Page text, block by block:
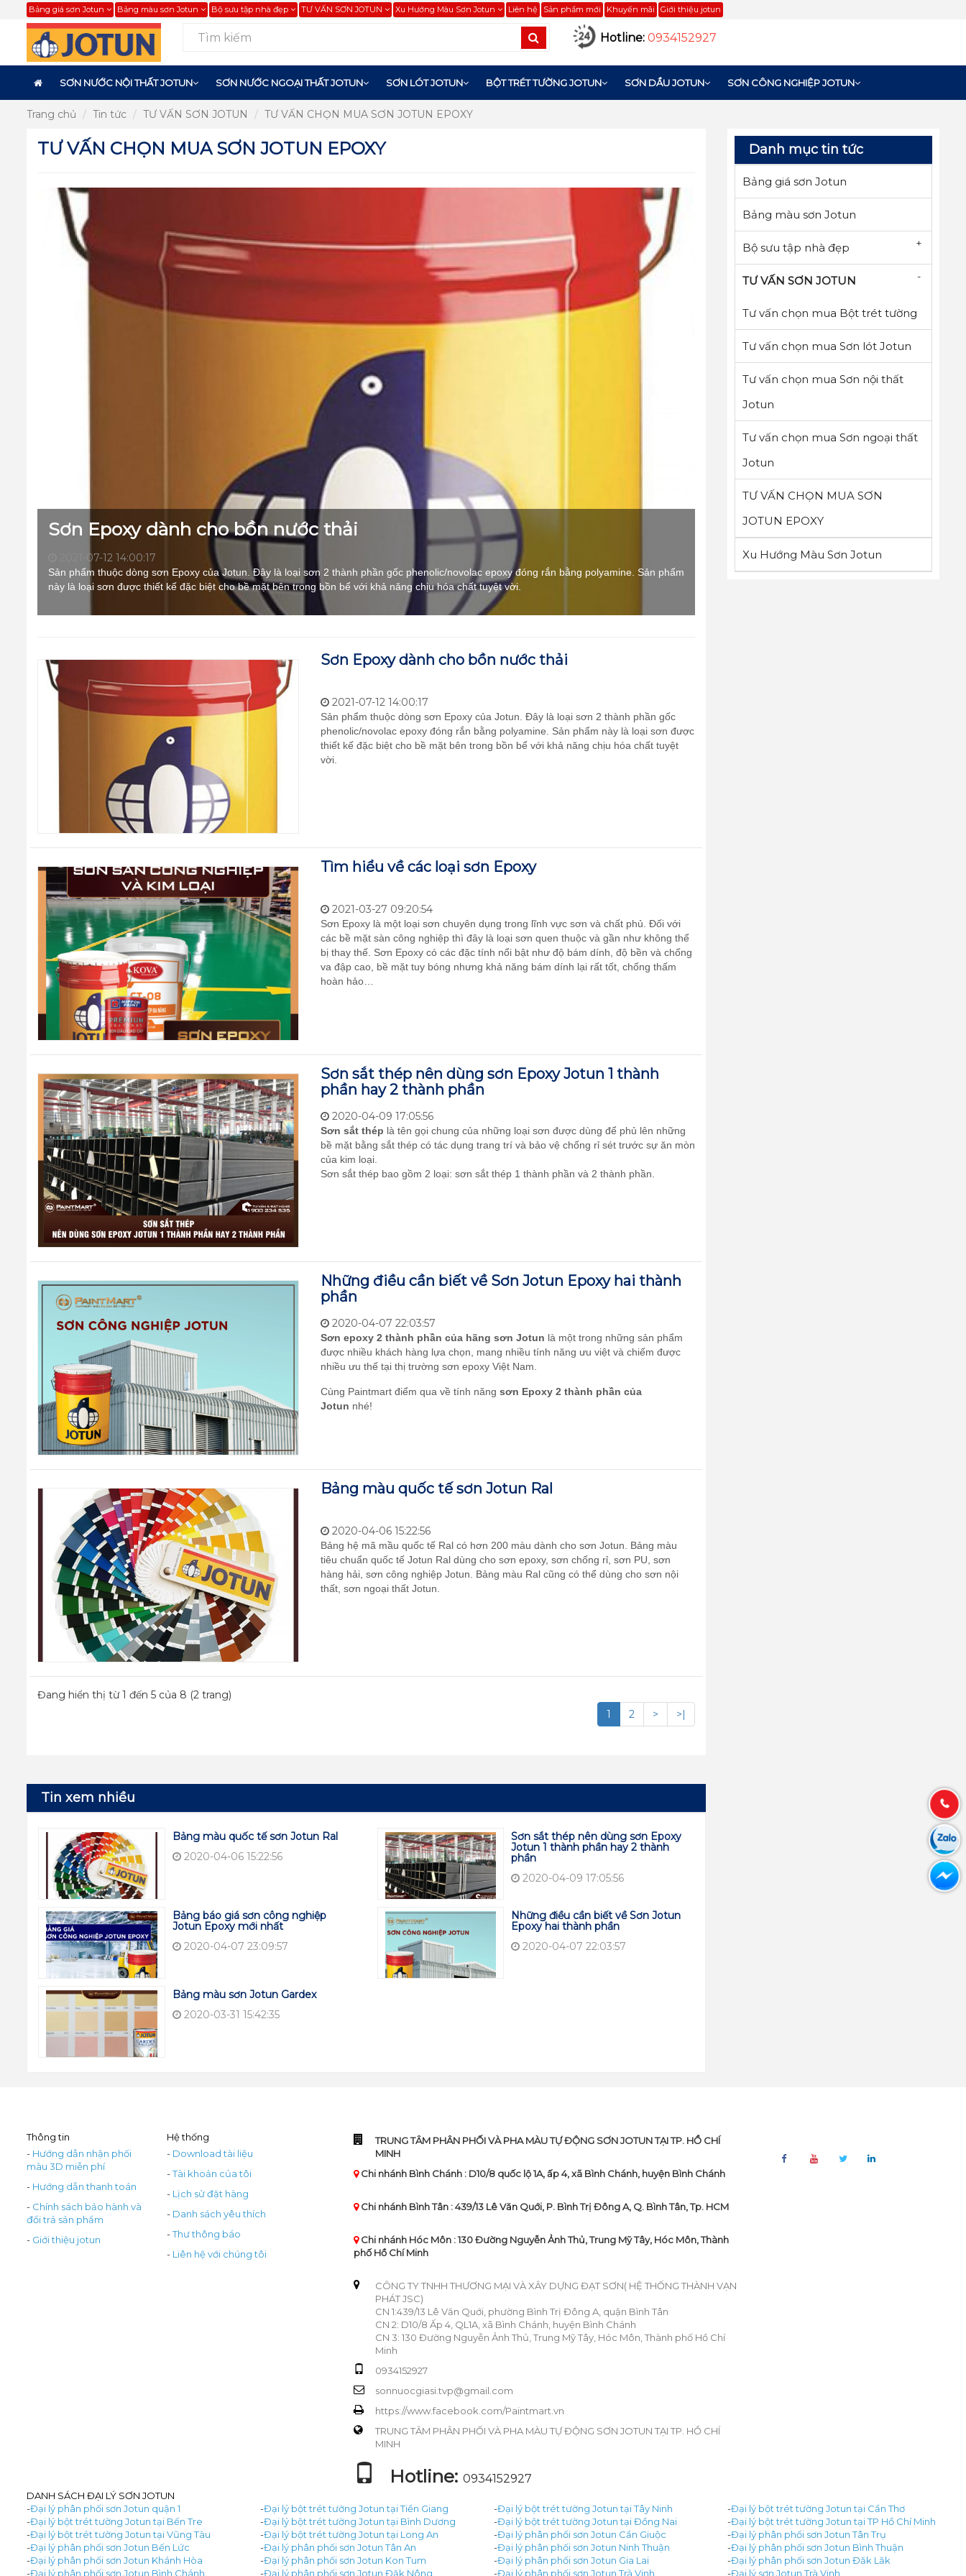
Bảng giá sơn Jotun Bảng màu sơn Jotun Bộ sưu tập nhà đẹp TƯ VẤN SƠN JOTUN Xu Hướng Màu Sơn Jotun Liên hệ Sản phẩm mới Khuyến mãi Giới thiệu jotun
Hotline:0934152927
SƠN NƯỚC NỘI THẤT JOTUN SƠN NƯỚC NGOẠI THẤT JOTUN SƠN LÓT JOTUN BỘT TRÉT TƯỜNG JOTUN SƠN DẦU JOTUN SƠN CÔNG NGHIỆP JOTUN
Trang chủ Tin tức TƯ VẤN SƠN JOTUN TƯ VẤN CHỌN MUA SƠN JOTUN EPOXY
TƯ VẤN CHỌN MUA SƠN JOTUN EPOXY
Sơn Epoxy dành cho bồn nước thải
2021-07-12 14:00:17
Sản phẩm thuộc dòng sơn Epoxy của Jotun. Đây là loại sơn 2 thành phần gốc phenolic/novolac epoxy đóng rắn bằng polyamine. Sản phẩm
này là loại sơn được thiết kế đặc biệt cho bề mặt bên trong bồn bể với khả năng chịu hóa chất tuyệt vời.
Sơn Epoxy dành cho bồn nước thải
2021-07-12 14:00:17
Sản phẩm thuộc dòng sơn Epoxy của Jotun. Đây là loại sơn 2 thành phần gốc
phenolic/novolac epoxy đóng rắn bằng polyamine. Sản phẩm này là loại sơn được
thiết kế đặc biệt cho bề mặt bên trong bồn bể với khả năng chịu hóa chất tuyệt
vời.
Tìm hiểu về các loại sơn Epoxy
2021-03-27 09:20:54
Sơn Epoxy là một loại sơn chuyên dụng trong lĩnh vực sơn và chất phủ. Đối với
các bề mặt sàn công nghiệp thì đây là loại sơn quen thuộc và gần như không thể
bị thay thế. Sơn Epoxy có các đặc tính nổi bật như độ bám dính, độ bền và chống
va đập cao, bề mặt tuy bóng nhưng khả năng bám dính lại rất tốt, chống thấm
hoàn hảo…
Sơn sắt thép nên dùng sơn Epoxy Jotun 1 thành
phần hay 2 thành phần
2020-04-09 17:05:56
Sơn sắt thép là tên gọi chung của những loại sơn được dùng để phủ lên những
bề mặt bằng sắt thép có tác dụng trang trí và bảo vệ chống rỉ sét trước sự ăn mòn
của kim loại.
Sơn sắt thép bao gồm 2 loại: sơn sắt thép 1 thành phần và 2 thành phần.
Những điều cần biết về Sơn Jotun Epoxy hai thành
phần
2020-04-07 22:03:57
Sơn epoxy 2 thành phần của hãng sơn Jotun là một trong những sản phẩm
được nhiều khách hàng lựa chọn, mang nhiều tính năng ưu việt và chiếm được
nhiều ưu thế tại thị trường sơn epoxy Việt Nam.
Cùng Paintmart điểm qua về tính năng sơn Epoxy 2 thành phần của
Jotun nhé!
Bảng màu quốc tế sơn Jotun Ral
2020-04-06 15:22:56
Bảng hệ mã mầu quốc tế Ral có hơn 200 màu dành cho sơn Jotun. Bảng màu
tiêu chuẩn quốc tế Jotun Ral dùng cho sơn epoxy, sơn chống rỉ, sơn PU, sơn
hàng hải, sơn công nghiệp Jotun. Bảng màu Ral cũng có thể dùng cho sơn nội
thất, sơn ngoại thất Jotun.
Đang hiển thị từ 1 đến 5 của 8 (2 trang)
1
2 > >|
Tin xem nhiều
Bảng màu quốc tế sơn Jotun Ral
2020-04-06 15:22:56
Sơn sắt thép nên dùng sơn Epoxy
Jotun 1 thành phần hay 2 thành
phần
2020-04-09 17:05:56
Bảng báo giá sơn công nghiệp
Jotun Epoxy mới nhất
2020-04-07 23:09:57
Những điều cần biết về Sơn Jotun
Epoxy hai thành phần
2020-04-07 22:03:57
Bảng màu sơn Jotun Gardex
2020-03-31 15:42:35
Danh mục tin tức
Bảng giá sơn Jotun
Bảng màu sơn Jotun
Bộ sưu tập nhà đẹp +
TƯ VẤN SƠN JOTUN -
Tư vấn chọn mua Bột trét tường
Tư vấn chọn mua Sơn lót Jotun
Tư vấn chọn mua Sơn nội thất
Jotun
Tư vấn chọn mua Sơn ngoại thất
Jotun
TƯ VẤN CHỌN MUA SƠN
JOTUN EPOXY
Xu Hướng Màu Sơn Jotun
Thông tin
- Hướng dẫn nhận phối
màu 3D miễn phí
- Hướng dẫn thanh toán
- Chính sách bảo hành và
đổi trả sản phẩm
- Giới thiệu jotun
Hệ thống
- Download tài liệu
-Tài khoản của tôi
- Lịch sử đặt hàng
- Danh sách yêu thích
-Thư thông báo
- Liên hệ với chúng tôi
TRUNG TÂM PHÂN PHỐI VÀ PHA MÀU TỰ ĐỘNG SƠN JOTUN TẠI TP. HỒ CHÍ
MINH
Chi nhánh Bình Chánh : D10/8 quốc lộ 1A, ấp 4, xã Bình Chánh, huyện Bình Chánh
Chi nhánh Bình Tân : 439/13 Lê Văn Quới, P. Bình Trị Đông A, Q. Bình Tân, Tp. HCM
Chi nhánh Hóc Môn : 130 Đường Nguyễn Ảnh Thủ, Trung Mỹ Tây, Hóc Môn, Thành
phố Hồ Chí Minh
CÔNG TY TNHH THƯƠNG MẠI VÀ XÂY DỰNG ĐẠT SƠN( HỆ THỐNG THÀNH VẠN
PHÁT JSC)
CN 1:439/13 Lê Văn Quới, phường Bình Trị Đông A, quận Bình Tân
CN 2: D10/8 Ấp 4, QL1A, xã Bình Chánh, huyện Bình Chánh
CN 3: 130 Đường Nguyễn Ảnh Thủ, Trung Mỹ Tây, Hóc Môn, Thành phố Hồ Chí
Minh
0934152927
sonnuocgiasi.tvp@gmail.com
https://www.facebook.com/Paintmart.vn
TRUNG TÂM PHÂN PHỐI VÀ PHA MÀU TỰ ĐỘNG SƠN JOTUN TẠI TP. HỒ CHÍ
MINH
Hotline: 0934152927
DANH SÁCH ĐẠI LÝ SƠN JOTUN
-Đại lý phân phối sơn Jotun quận 1 -Đại lý bột trét tường Jotun tại Tiền Giang -Đại lý bột trét tường Jotun tại Tây Ninh -Đại lý bột trét tường Jotun tại Cần Thơ
-Đại lý bột trét tường Jotun tại Bến Tre -Đại lý bột trét tường Jotun tại Bình Dương -Đại lý bột trét tường Jotun tại Đồng Nai -Đại lý bột trét tường Jotun tại TP Hồ Chí Minh
-Đại lý bột trét tường Jotun tại Vũng Tàu -Đại lý bột trét tường Jotun tại Long An -Đại lý phân phối sơn Jotun Cần Giuộc -Đại lý phân phối sơn Jotun Tân Trụ
-Đại lý phân phối sơn Jotun Bến Lức -Đại lý phân phối sơn Jotun Tân An -Đại lý phân phối sơn Jotun Ninh Thuận -Đại lý phân phối sơn Jotun Bình Thuận
-Đại lý phân phối sơn Jotun Khánh Hòa -Đại lý phân phối sơn Jotun Kon Tum -Đại lý phân phối sơn Jotun Gia Lai -Đại lý phân phối sơn Jotun Đăk Lăk
-Đại lý phân phối sơn Jotun Bình Chánh -Đại lý phân phối sơn Jotun Đăk Nông -Đại lý phân phối sơn Jotun Trà Vinh -Đại lý sơn Jotun Trà Vinh